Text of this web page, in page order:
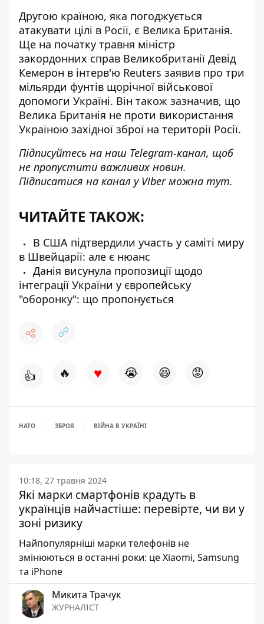
Другою країною, яка погоджується
атакувати цілі в Росії, є Велика Британія.
Ще на початку травня міністр
закордонних справ Великобританії Девід
Кемерон в інтерв'ю Reuters заявив про три
мільярди фунтів щорічної військової
допомоги Україні. Він також зазначив, що
Велика Британія не проти використання
Україною західної зброї на території Росії.
Підписуйтесь на наш Telegram-канал, щоб
не пропустити важливих новин.
Підписатися на канал у Viber можна тут.
ЧИТАЙТЕ ТАКОЖ:
В США підтвердили участь у саміті миру
в Швейцарії: але є нюанс
Данія висунула пропозиції щодо
інтеграції України у європейську
"оборонку": що пропонується
👍 🔥 ♥ 😭 😆 😡
НАТО ЗБРОЯ ВІЙНА В УКРАЇНІ
10:18, 27 травня 2024
Які марки смартфонів крадуть в
українців найчастіше: перевірте, чи ви у
зоні ризику
Найпопулярніші марки телефонів не
змінюються в останні роки: це Xiaomi, Samsung
та iPhone
Микита Трачук
ЖУРНАЛІСТ